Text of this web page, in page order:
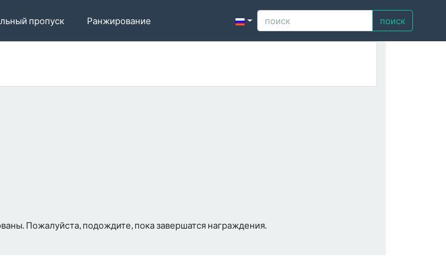
пропуск Pанжирование поиск
Пожалуйста, подождите, пока завершатся награждения.